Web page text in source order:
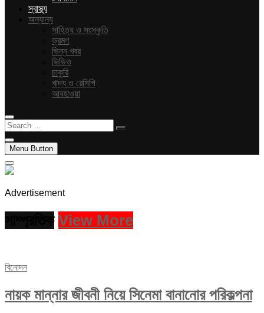
স্বাস্থ্য
অন্যান্য
সাহিত্য ও সংস্কৃতি
ভ্রমণ
ভিন্ন খবর
ভিডিও
চাকুরি
খাদ্য ও রেসিপি
আবহাওয়া
Search
…
Menu Button
Advertisement
View More
বিনোদন
নায়ক মান্নার জীবনী নিয়ে সিনেমা বানানোর পরিকল্পনা